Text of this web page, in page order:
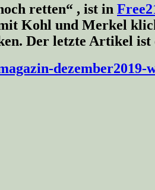
retten“ , ist in
Kohl und Merkel
Der letzte Artikel ist
dezember2019-